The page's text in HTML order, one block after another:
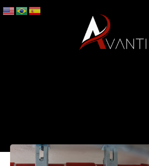
Dicas-Sistemas
contra incêndio: tudo o que
precisa saber
necessário para cada ambiente?